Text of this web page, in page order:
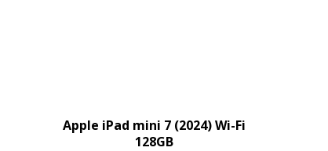
Apple iPad mini 7 (2024) Wi-Fi
128GB